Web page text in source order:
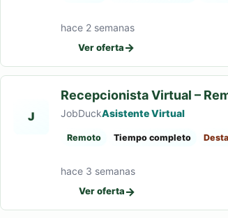
hace 2 semanas
Ver oferta→
J
Recepcionista Virtual –
JobDuckAsistente Virtual
Remoto Tiempo completo
hace 3 semanas
Ver oferta→